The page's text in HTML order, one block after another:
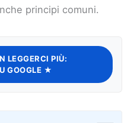
principi comuni.
LEGGERCI PIÙ:
GOOGLE ★